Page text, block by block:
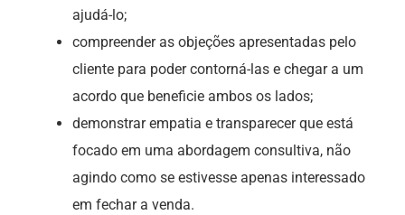
ajudá-lo;
compreender as objeções apresentadas pelo
cliente para poder contorná-las e chegar a um
acordo que beneficie ambos os lados;
demonstrar empatia e transparecer que está
focado em uma abordagem consultiva, não
agindo como se estivesse apenas interessado
em fechar a venda.